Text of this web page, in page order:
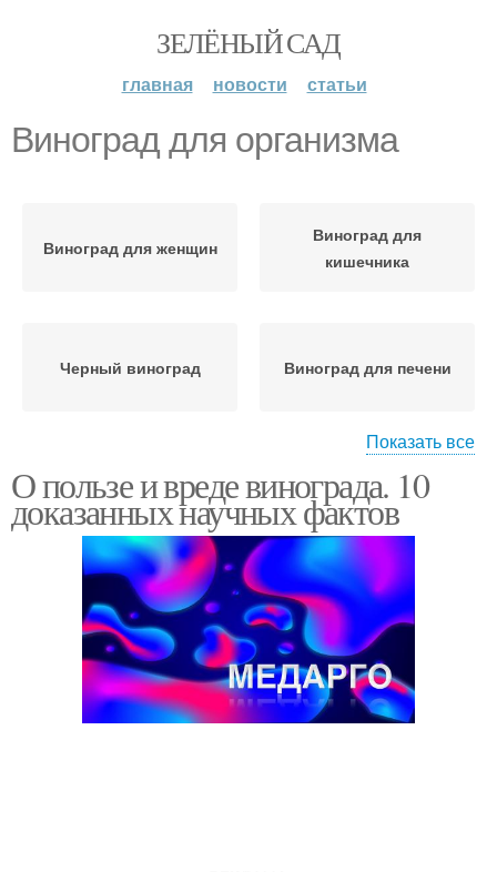
ЗЕЛЁНЫЙ САД
главная новости статьи
Виноград для организма
Виноград для женщин
Виноград для
кишечника
Черный виноград Виноград для печени
Виноград для мужчин Виноград для почек
Виноград для лица Белый виноград
Виноград в тонкостях Виноград в пищу
Показать все
О пользе и вреде винограда. 10
доказанных научных фактов